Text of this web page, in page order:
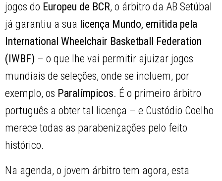
jogos do Europeu de BCR, o árbitro da AB Setúbal
já garantiu a sua licença Mundo, emitida pela
International Wheelchair Basketball Federation
(IWBF) – o que lhe vai permitir ajuizar jogos
mundiais de seleções, onde se incluem, por
exemplo, os Paralímpicos. É o primeiro árbitro
português a obter tal licença – e Custódio Coelho
merece todas as parabenizações pelo feito
histórico.
Na agenda, o jovem árbitro tem agora, esta